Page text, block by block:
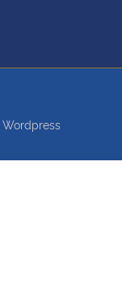
Wordpress